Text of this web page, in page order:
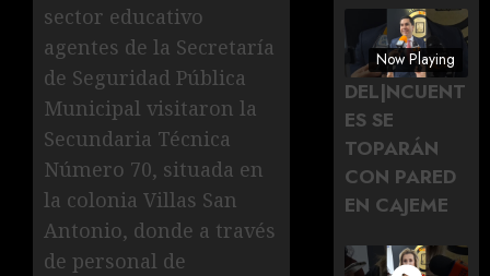
sector educativo
agentes de la Secretaría
de Seguridad Pública
Municipal visitaron la
Secundaria Técnica
Número 70, situada en
la colonia Villas San
Antonio, donde a través
de personal de
Now Playing
DEL|NCUENT
ES SE
TOPARÁN
CON PARED
EN CAJEME